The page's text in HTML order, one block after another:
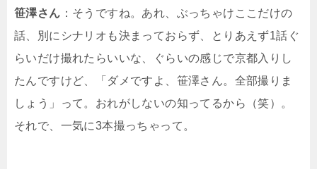
笹澤さん ：そうですね。あれ、ぶっちゃけここだけの
話、別にシナリオも決まっておらず、とりあえず1話ぐ
らいだけ撮れたらいいな、ぐらいの感じで京都入りし
たんですけど、「ダメですよ、笹澤さん。全部撮りま
しょう」って。おれがしないの知ってるから（笑）。
それで、一気に3本撮っちゃって。